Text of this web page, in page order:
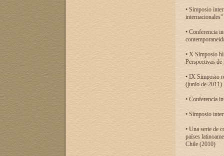
• Simposio
• Conferencia
• X Simposio
Perspectivas
• IX Simposio
(junio de 2011)
• Conferencia
• Simposio
• Una serie de
países
Chile (2010)